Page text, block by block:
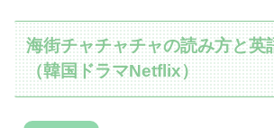
海街チャチャチャの読み方と英
（韓国ドラマNetflix）